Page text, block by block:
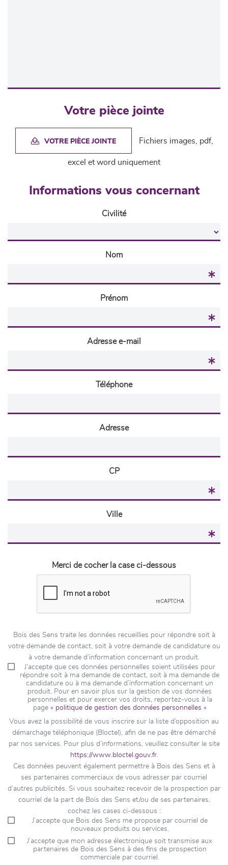
Votre pièce jointe
VOTRE PIÈCE JOINTE Fichiers images, pdf,
excel et word uniquement
Informations vous concernant
Civilité
Nom
Prénom
Adresse e-mail
Téléphone
Adresse
CP
Ville
Merci de cocher la case ci-dessous
Bois des Sens traite les données recueillies pour répondre soit à
votre demande de contact, soit à votre demande de candidature ou
à votre demande d’information concernant un produit.
J’accepte que ces données personnelles soient utilisées pour
répondre soit à ma demande de contact, soit à ma demande de
candidature ou à ma demande d’information concernant un
produit. Pour en savoir plus sur la gestion de vos données
personnelles et pour exercer vos droits, reportez-vous à la
page « politique de gestion des données personnelles »
Vous avez la possibilité de vous inscrire sur la liste d’opposition au
démarchage téléphonique (Bloctel), afin de ne pas être démarché
par nos services. Pour plus d’informations, veuillez consulter le site
https://www.bloctel.gouv.fr.
Ces données peuvent également permettre à Bois des Sens et à
ses partenaires commerciaux de vous adresser par courriel
d’autres publicités. Si vous souhaitez recevoir de la prospection par
courriel de la part de Bois des Sens et/ou de ses partenaires,
cochez les cases ci-dessous :
J’accepte que Bois des Sens me propose par courriel de
nouveaux produits ou services.
J’accepte que mon adresse électronique soit transmise aux
partenaires de Bois des Sens à des fins de prospection
commerciale par courriel.